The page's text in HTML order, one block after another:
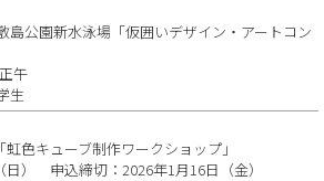
島公園新水泳場「仮囲いデザイン・アートコン
午
生
色キューブ制作ワークショップ」
日） 申込締切：2026年1月16日（金）